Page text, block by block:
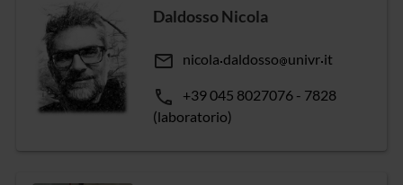
Daldosso Nicola
email nicola daldosso univr it
phone
+39 045 8027076 - 7828
(laboratorio)